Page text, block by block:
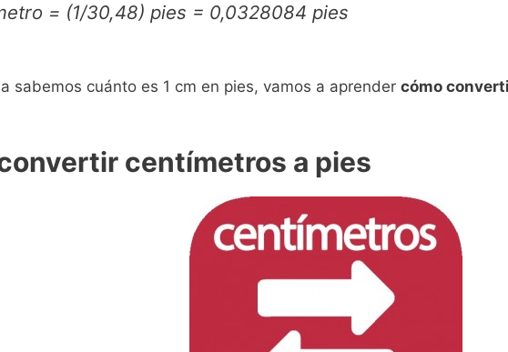
= (1/30,48) pies = 0,0328084 pies
sabemos cuánto es 1 cm en pies, vamos a aprender cómo
centímetros a pies